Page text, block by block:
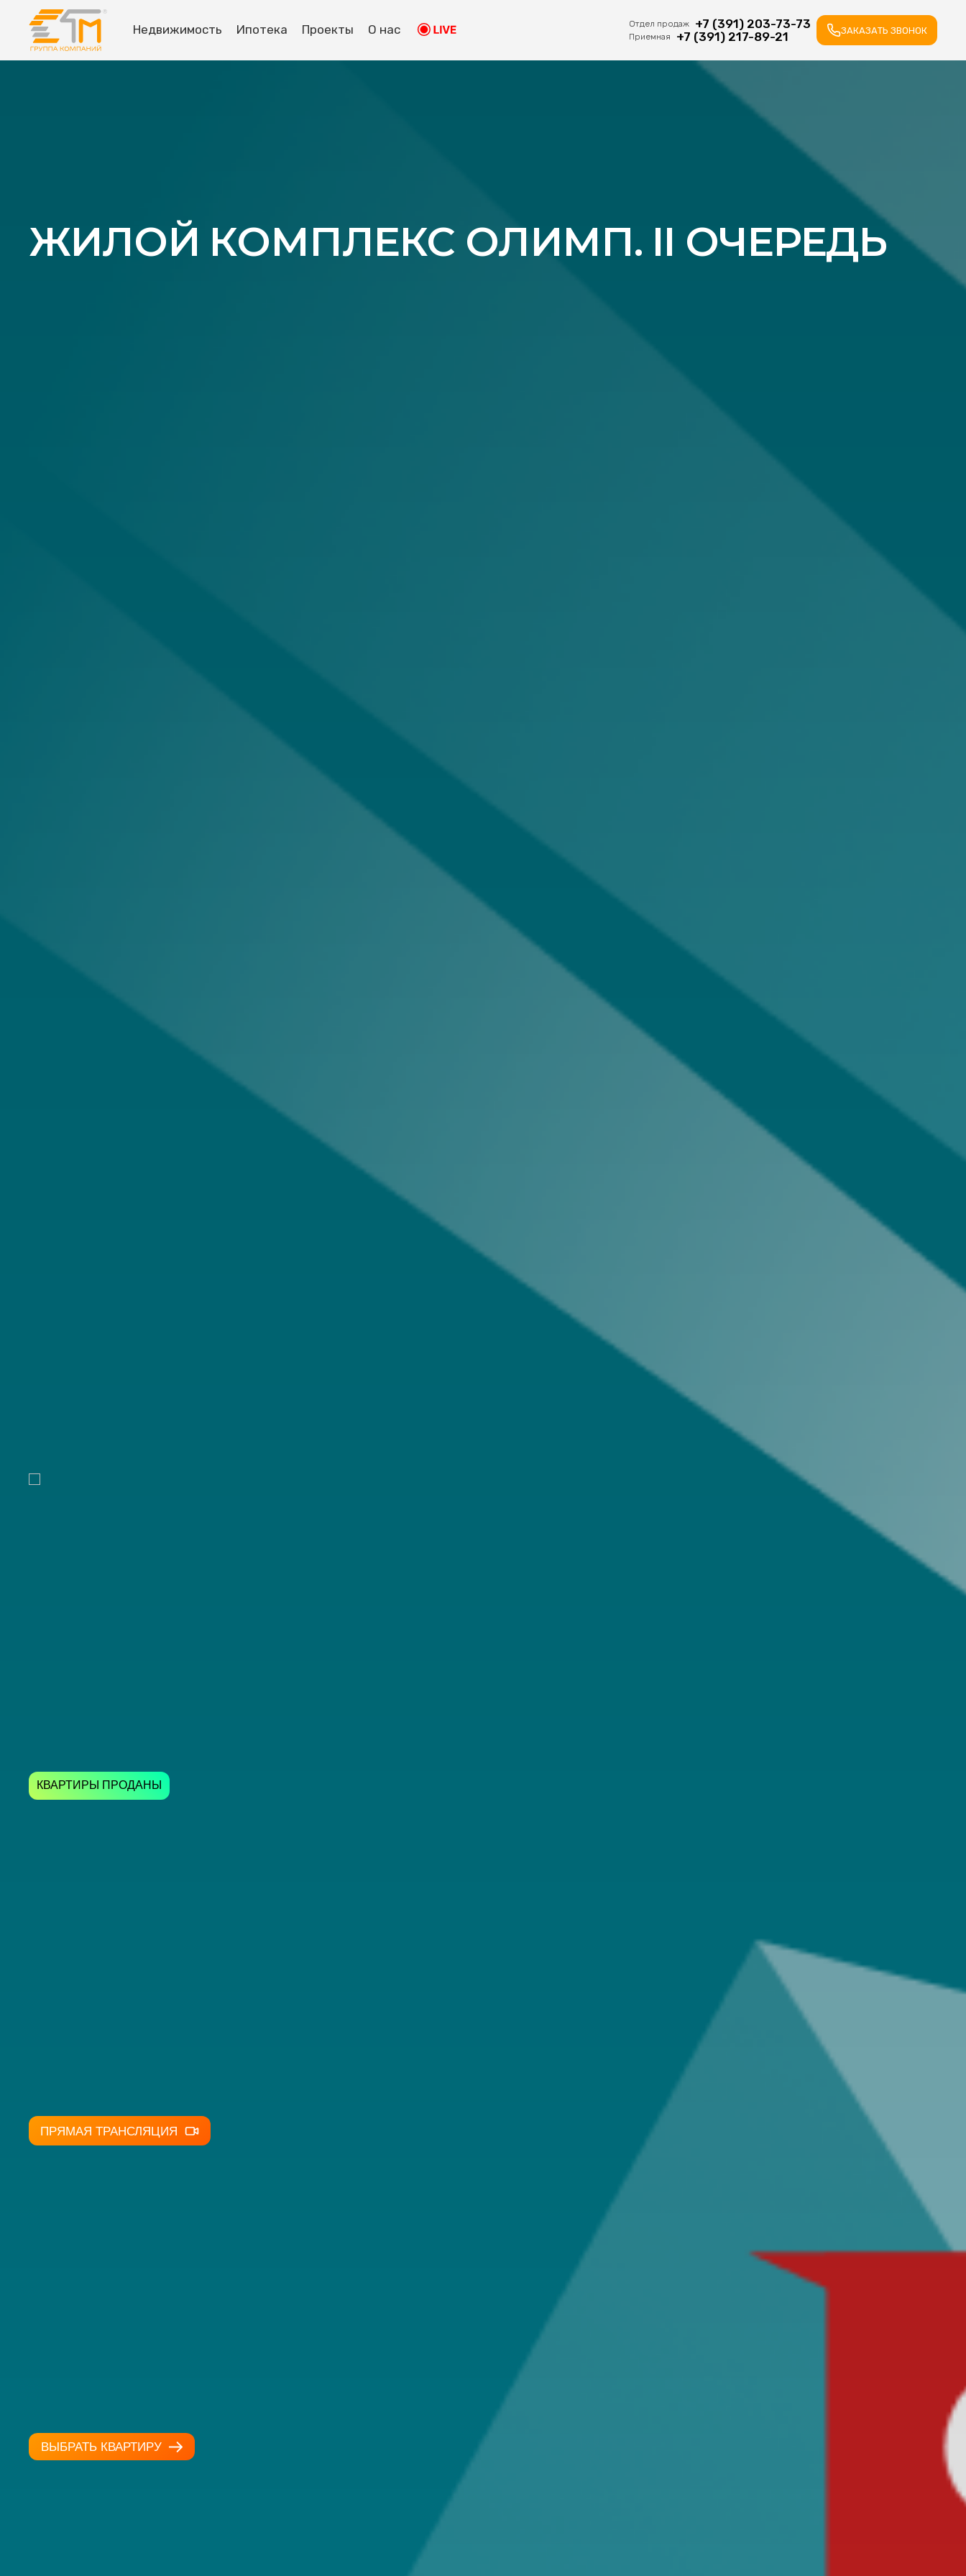
Отдел продаж +7 (391) 203-73-73
Приемная +7 (391) 217-89-21 ЗАКАЗАТЬ ЗВОНОК
Недвижимость Ипотека Проекты О нас
ЖИЛОЙ КОМПЛЕКС ОЛИМП. II ОЧЕРЕДЬ
ПРЯМАЯ ТРАНСЛЯЦИЯ
ВЫБРАТЬ КВАРТИРУ
КВАРТИРЫ ПРОДАНЫ